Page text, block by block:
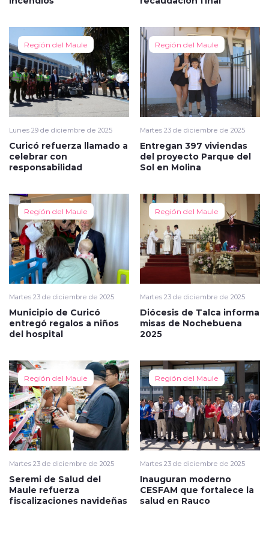
Región del Maule
Lunes 29 de diciembre de 2025
Curicó refuerza llamado a
celebrar con
responsabilidad
Región del Maule
Martes 23 de diciembre de 2025
Entregan 397 viviendas
del proyecto Parque del
Sol en Molina
Región del Maule
Martes 23 de diciembre de 2025
Municipio de Curicó
entregó regalos a niños
del hospital
Región del Maule
Martes 23 de diciembre de 2025
Diócesis de Talca informa
misas de Nochebuena
2025
Región del Maule
Martes 23 de diciembre de 2025
Seremi de Salud del
Maule refuerza
fiscalizaciones navideñas
Región del Maule
Martes 23 de diciembre de 2025
Inauguran moderno
CESFAM que fortalece la
salud en Rauco